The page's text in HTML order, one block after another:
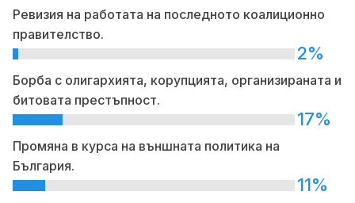
Ревизия на работата на последното коалиционно
правителство.
2%
Борба с олигархията, корупцията, организираната и
битовата престъпност.
17%
Промяна в курса на външната политика на
България.
11%